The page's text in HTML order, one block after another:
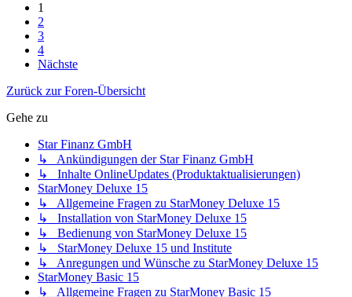
1
2
3
4
Nächste
Zurück zur Foren-Übersicht
Gehe zu
Star Finanz GmbH
↳ Ankündigungen der Star Finanz GmbH
↳ Inhalte OnlineUpdates (Produktaktualisierungen)
StarMoney Deluxe 15
↳ Allgemeine Fragen zu StarMoney Deluxe 15
↳ Installation von StarMoney Deluxe 15
↳ Bedienung von StarMoney Deluxe 15
↳ StarMoney Deluxe 15 und Institute
↳ Anregungen und Wünsche zu StarMoney Deluxe 15
StarMoney Basic 15
↳ Allgemeine Fragen zu StarMoney Basic 15